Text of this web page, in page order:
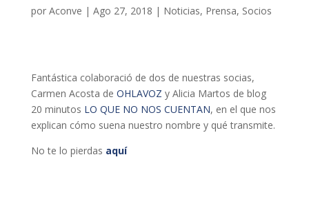
por Aconve | Ago 27, 2018 | Noticias, Prensa, Socios
Fantástica colaboració de dos de nuestras socias,
Carmen Acosta de OHLAVOZ y Alicia Martos de blog
20 minutos LO QUE NO NOS CUENTAN, en el que nos
explican cómo suena nuestro nombre y qué transmite.
No te lo pierdas aquí